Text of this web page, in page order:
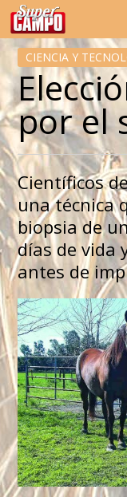
Temas de hoy
CIENCIA Y
por el
Científicos
una técnica
biopsia de
días de vida
antes de